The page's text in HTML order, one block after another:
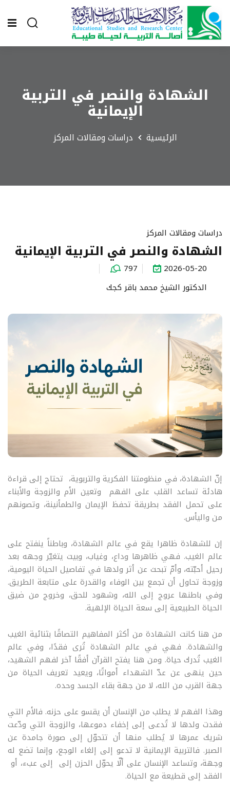
الشهادة والنصر في التربية
الإيمانية
الرئيسية دراسات ومقالات المركز
دراسات ومقالات المركز
الشهادة والنصر في التربية الإيمانية
2026-05-20
797
الدكتور الشيخ محمد باقر كجك
إنّ الشهادة، في منظومتنا الفكرية والتربوية، تحتاج إلى قراءة
هادئة تساعد القلب على الفهم وتعين الأم والزوجة والأبناء
على تحمل الفقد بطريقة تحفظ الإيمان والطمأنينة، وتصونهم
من واليأس.
إن للشهادة ظاهرا يقع في عالم الشهادة، وباطناً ينفتح على
عالم الغيب. فهي ظاهرها وداع، وغياب، وبيت يتغيّر وجهه بعد
رحيل أحبّته، وأمّ تبحث عن أثر ولدها في تفاصيل الحياة اليومية،
وزوجة تحاول أن تجمع بين الوفاء والقدرة على متابعة الطريق.
وفي باطنها عروج إلى الله، وشهود للحق، وخروج من ضيق
الحياة الطبيعية إلى سعة الحياة الإلهية.
من هنا كانت الشهادة من أكثر المفاهيم التصاقًا بثنائية الغيب
والشهادة. فهي في عالم الشهادة تُرى فقدًا، وفي عالم
الغيب تُدرك حياة. ومن هنا يفتح القرآن أفقًا آخر لفهم الشهيد،
حين ينهى عن عدّ الشهداء أمواتًا، ويعيد تعريف الحياة من
جهة القرب من الله، لا من جهة بقاء الجسد وحده.
وهذا الفهم لا يطلب من الإنسان أن يقسو على حزنه. فالأم التي
فقدت ولدها لا تُدعى إلى إخفاء دموعها، والزوجة التي ودّعت
شريك عمرها لا يُطلب منها أن تتحوّل إلى صورة جامدة عن
الصبر. فالتربية الإيمانية لا تدعو إلى إلغاء الوجع، وإنما تضع له
وجهة، وتساعد الإنسان على ألّا يحوّل الحزن إلى إلى عبء، أو
الفقد إلى قطيعة مع الحياة.